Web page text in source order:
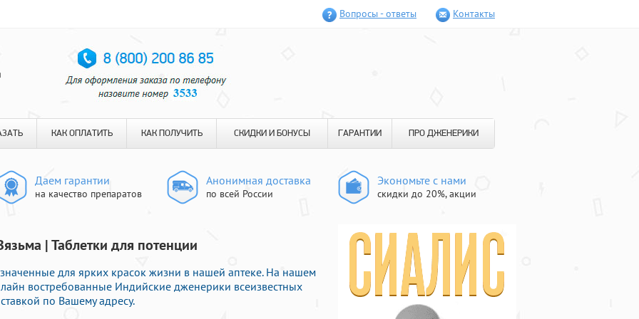
Вопросы - ответы Контакты
КАК ОПЛАТИТЬ КАК ПОЛУЧИТЬ СКИДКИ И БОНУСЫ ГАРАНТИИ ПРО ДЖЕНЕРИКИ
Даем гарантии
на качество препаратов
Анонимная доставка
по всей России
Экономьте с нами
скидки до 20%, акции
| Таблетки для потенции
для ярких красок жизни в нашей аптеке. На нашем
востребованные Индийские дженерики всеизвестных
по Вашему адресу.